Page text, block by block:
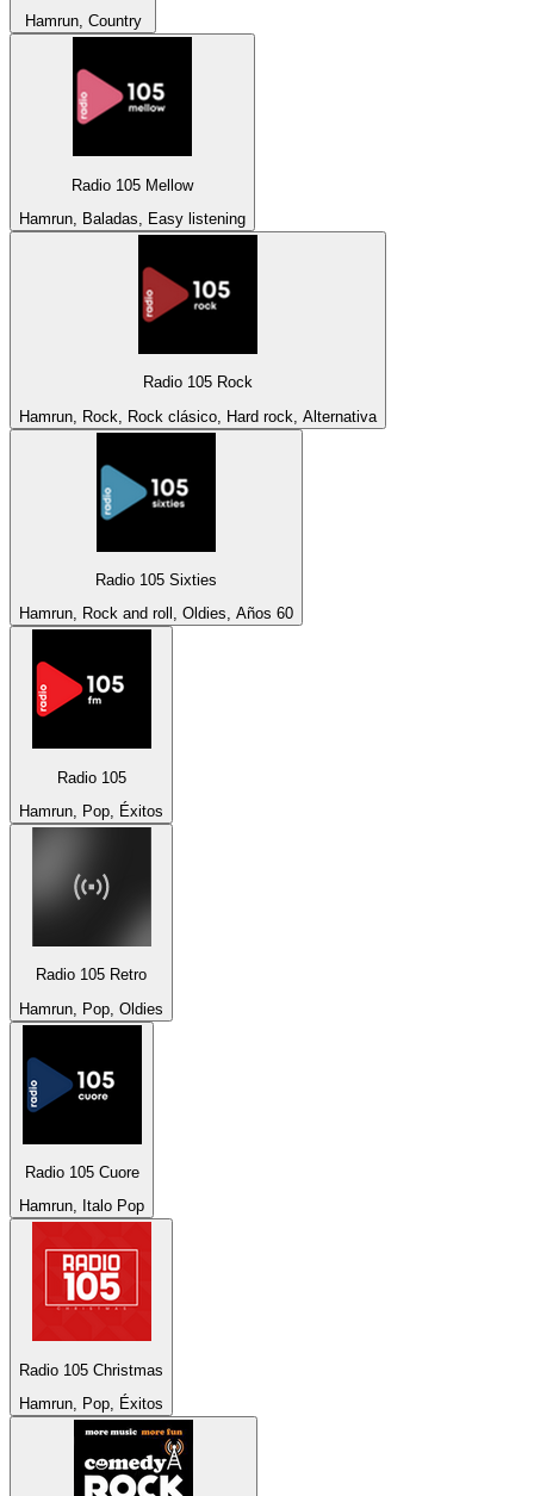
Hamrun, Country
Radio 105 Mellow
Hamrun, Baladas, Easy listening
Radio 105 Rock
Hamrun, Rock, Rock clásico, Hard rock, Alternativa
Radio 105 Sixties
Hamrun, Rock and roll, Oldies, Años 60
Radio 105
Hamrun, Pop, Éxitos
Radio 105 Retro
Hamrun, Pop, Oldies
Radio 105 Cuore
Hamrun, Italo Pop
Radio 105 Christmas
Hamrun, Pop, Éxitos